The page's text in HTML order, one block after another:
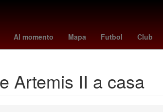
Al momento Mapa Futbol Club
peñaloza Brasil 27 de marzo Star Wars
Artemis II a casa